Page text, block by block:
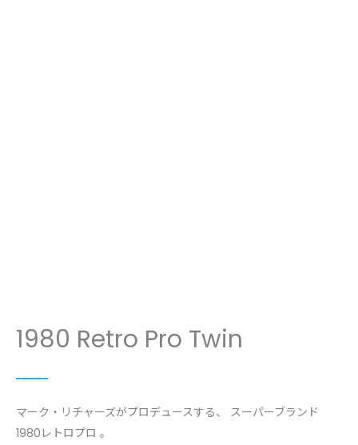
1980 Retro Pro Twin
マーク・リチャーズがプロデュースする、 スーパーブランド
1980レトロプロ 。